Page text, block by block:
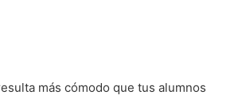
más cómodo que tus alumnos